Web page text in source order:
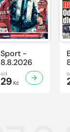
Sport -
8.8.2026
od
29 Kč